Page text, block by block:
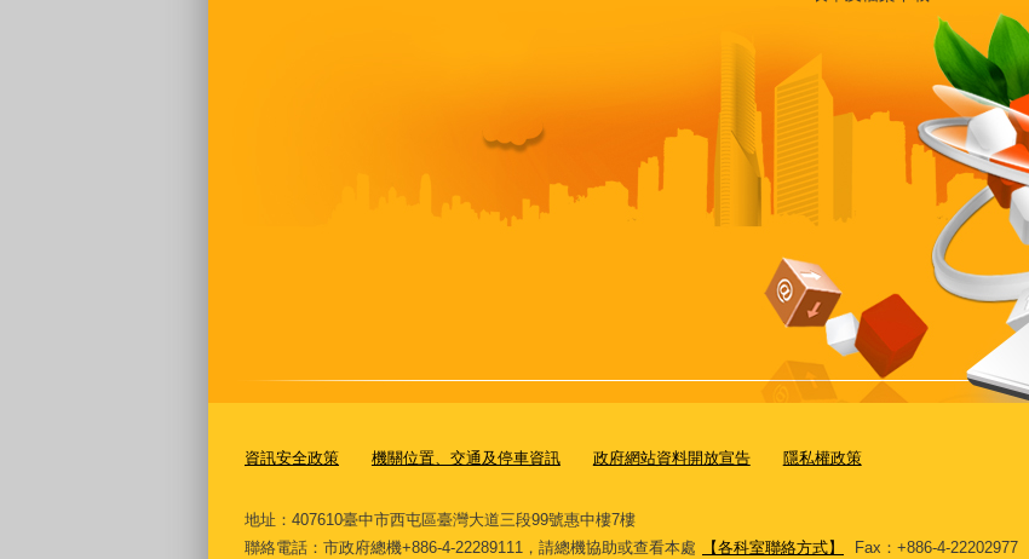
資訊安全政策 機關位置、交通及停車資訊 政府網站資料開放宣告 隱私權政策
地址：407610臺中市西屯區臺灣大道三段99號惠中樓7樓
聯絡電話：市政府總機+886-4-22289111，請總機協助或查看本處
【各科室聯絡方式】
Fax：+886-4-22202977